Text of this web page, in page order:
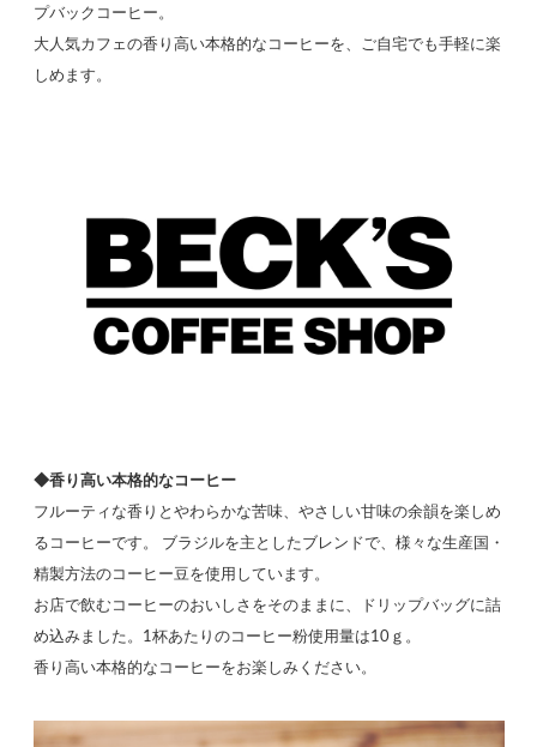
プバックコーヒー。
大人気カフェの香り高い本格的なコーヒーを、ご自宅でも手軽に楽
しめます。
◆香り高い本格的なコーヒー
フルーティな香りとやわらかな苦味、やさしい甘味の余韻を楽しめ
るコーヒーです。 ブラジルを主としたブレンドで、様々な生産国・
精製方法のコーヒー豆を使用しています。
お店で飲むコーヒーのおいしさをそのままに、ドリップバッグに詰
め込みました。1杯あたりのコーヒー粉使用量は10ｇ。
香り高い本格的なコーヒーをお楽しみください。